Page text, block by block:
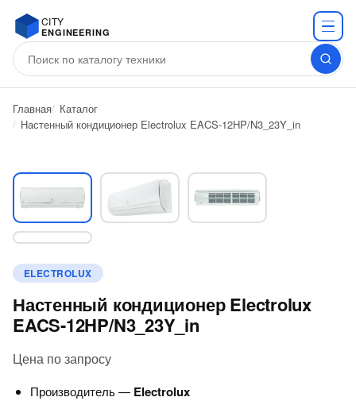
CITY
ENGINEERING
Главная Каталог
Настенный кондиционер Electrolux EACS-12HP/N3_23Y_in
ELECTROLUX
Настенный кондиционер Electrolux
EACS-12HP/N3_23Y_in
Цена по запросу
Производитель — Electrolux